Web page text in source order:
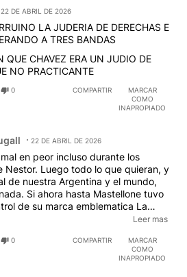
22 DE ABRIL DE 2026
LA JUDERIA DE DERECHAS E
A TRES BANDAS
QUE CHAVEZ ERA UN JUDIO DE
NO PRACTICANTE
0 COMPARTIR
MARCAR
COMO
INAPROPIADO
22 DE ABRIL DE 2026
en peor incluso durante los
Nestor. Luego todo lo que quieran, y
de nuestra Argentina y el mundo,
Si ahora hasta Mastellone tuvo
de su marca emblematica La
que espera a tantas empresas
se vendan, incorporen socios,
controla, quien tiene la mayoría
Leer mas
0 COMPARTIR
MARCAR
COMO
INAPROPIADO